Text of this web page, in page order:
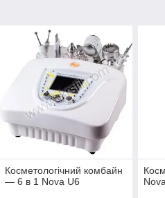
Косметологічний комбайн
— 6 в 1 Nova U6